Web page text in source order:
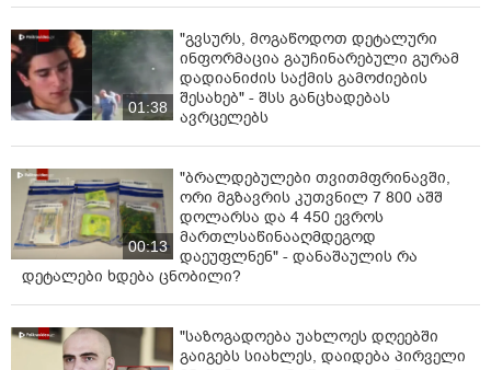
01:38
"გვსურს, მოგაწოდოთ დეტალური
ინფორმაცია გაუჩინარებული გურამ
დადიანიძის საქმის გამოძიების
შესახებ" - შსს განცხადებას
ავრცელებს
00:13
"ბრალდებულები თვითმფრინავში,
ორი მგზავრის კუთვნილ 7 800 აშშ
დოლარსა და 4 450 ევროს
მართლსაწინააღმდეგოდ
დაეუფლნენ" - დანაშაულის რა
დეტალები ხდება ცნობილი?
"საზოგადოება უახლოეს დღეებში
გაიგებს სიახლეს, დაიდება პირველი